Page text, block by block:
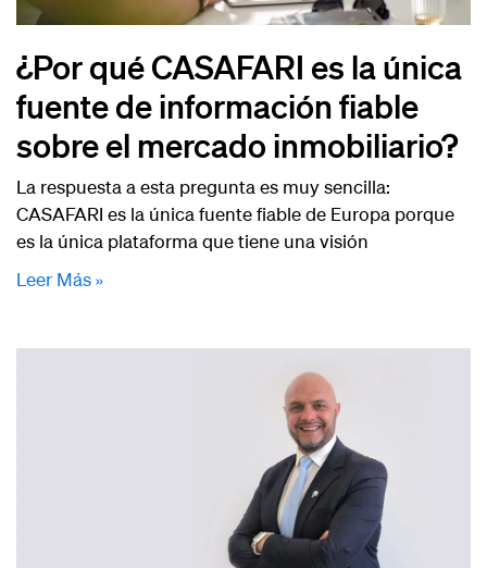
¿Por qué CASAFARI es la única
fuente de información fiable
sobre el mercado inmobiliario?
La respuesta a esta pregunta es muy sencilla:
CASAFARI es la única fuente fiable de Europa porque
es la única plataforma que tiene una visión
Leer Más »